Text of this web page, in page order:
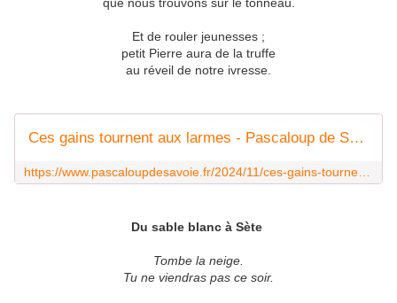
Et de rouler jeunesses ;
petit Pierre aura de la truffe
au réveil de notre ivresse.
Ces gains tournent aux larmes - Pascaloup de Savoie
Du sable blanc à Sète
Tombe la neige.
Tu ne viendras pas ce soir.